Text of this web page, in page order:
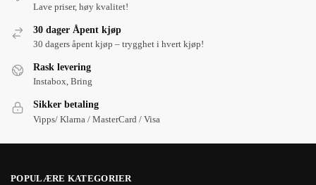
Lave priser, høy kvalitet!
30 dager Åpent kjøp
30 dagers åpent kjøp – trygghet i hvert kjøp!
Rask levering
Instabox, Bring
Sikker betaling
Vipps/ Klarna / MasterCard / Visa
POPULÆRE KATEGORIER